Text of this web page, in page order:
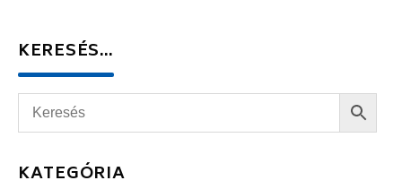
KERESÉS…
KATEGÓRIA